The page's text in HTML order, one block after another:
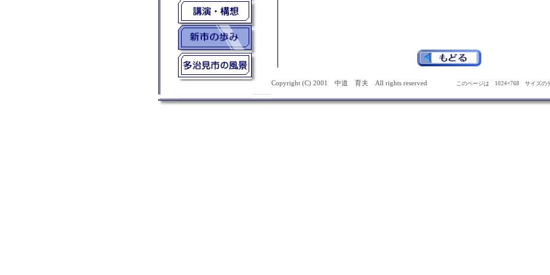
Copyright (C) 2001 中道 育夫 All rights reserved
このページは 1024×768 サイズの